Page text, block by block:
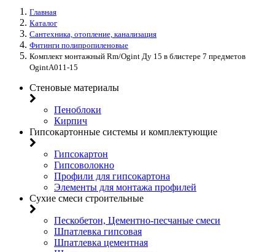
Главная
Каталог
Сантехника, отопление, канализация
Фитинги полипропиленовые
Комплект монтажный Rm/Ogint Ду 15 в блистере 7 предметов
OgintА011-15
Стеновые материалы
Пеноблоки
Кирпич
Гипсокартонные системы и комплектующие
Гипсокартон
Гипсоволокно
Профили для гипсокартона
Элементы для монтажа профилей
Сухие смеси строительные
Пескобетон, Цементно-песчаные смеси
Шпатлевка гипсовая
Шпатлевка цементная